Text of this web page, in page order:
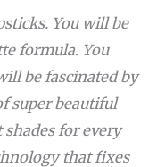
You will be
formula. You
be fascinated by
super beautiful
for every
that fixes